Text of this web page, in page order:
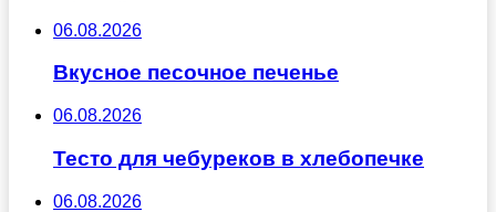
06.08.2026
Вкусное песочное печенье
06.08.2026
Тесто для чебуреков в хлебопечке
06.08.2026